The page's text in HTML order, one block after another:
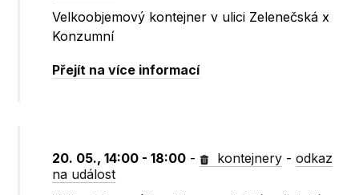
Velkoobjemový kontejner v ulici Zelenečská x
Konzumní
Přejít na více informací
20. 05., 14:00 - 18:00 - kontejnery -odkaz
na událost